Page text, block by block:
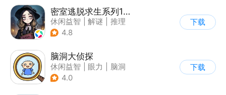
密室逃脱求生系列1极地冒险
休闲益智 解谜
推理
| 密室逃脱
4.8
下载
脑洞大侦探
休闲益智 眼力
脑洞
| 卡通
4.0
下载